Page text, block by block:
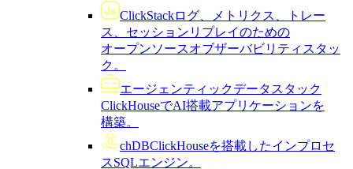
ClickStackログ、メトリクス、トレー
ス、セッションリプレイのための
オープンソースオブザーバビリティスタッ
ク。
エージェンティックデータスタック
ClickHouseでAI搭載アプリケーションを
構築。
chDBClickHouseを搭載したインプロセ
スSQLエンジン。